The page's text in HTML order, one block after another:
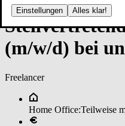
Einstellungen Alles klar!
(m/w/d) bei
Freelancer
Home Office:Teilweise